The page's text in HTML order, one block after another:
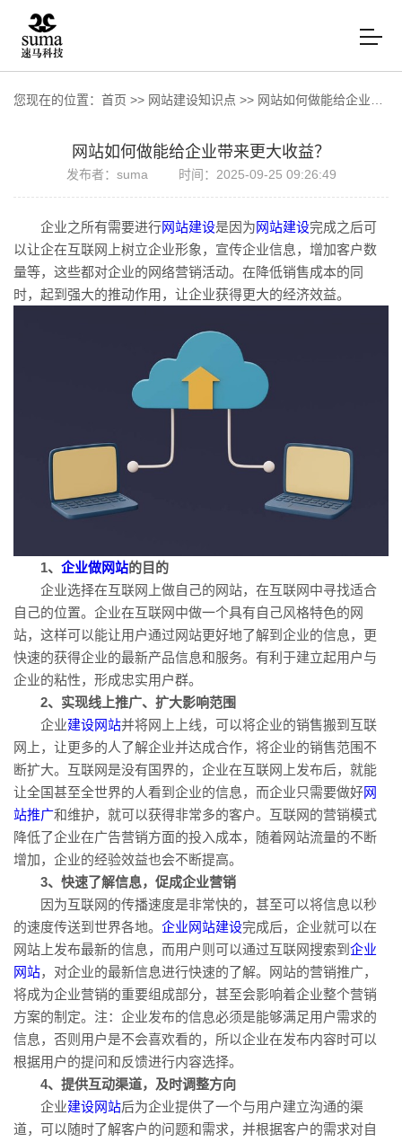
您现在的位置： 首页 >> 网站建设知识点 >> 网站如何做能给企业带来更大收益？
网站如何做能给企业带来更大收益？
发布者：suma 时间：2025-09-25 09:26:49
企业之所有需要进行网站建设是因为网站建设完成之后可
以让企在互联网上树立企业形象，宣传企业信息，增加客户数
量等，这些都对企业的网络营销活动。在降低销售成本的同
时，起到强大的推动作用，让企业获得更大的经济效益。
1、 企业做网站的目的
企业选择在互联网上做自己的网站，在互联网中寻找适合
自己的位置。企业在互联网中做一个具有自己风格特色的网
站，这样可以能让用户通过网站更好地了解到企业的信息，更
快速的获得企业的最新产品信息和服务。有利于建立起用户与
企业的粘性，形成忠实用户群。
2、实现线上推广、扩大影响范围
企业建设网站并将网上上线，可以将企业的销售搬到互联
网上，让更多的人了解企业并达成合作，将企业的销售范围不
断扩大。互联网是没有国界的，企业在互联网上发布后，就能
让全国甚至全世界的人看到企业的信息，而企业只需要做好网
站推广和维护，就可以获得非常多的客户。互联网的营销模式
降低了企业在广告营销方面的投入成本，随着网站流量的不断
增加，企业的经验效益也会不断提高。
3、快速了解信息，促成企业营销
因为互联网的传播速度是非常快的，甚至可以将信息以秒
的速度传送到世界各地。 企业网站建设完成后，企业就可以在
网站上发布最新的信息，而用户则可以通过互联网搜索到 企业
网站，对企业的最新信息进行快速的了解。网站的营销推广，
将成为企业营销的重要组成部分，甚至会影响着企业整个营销
方案的制定。注：企业发布的信息必须是能够满足用户需求的
信息，否则用户是不会喜欢看的，所以企业在发布内容时可以
根据用户的提问和反馈进行内容选择。
4、提供互动渠道，及时调整方向
企业建设网站后为企业提供了一个与用户建立沟通的渠
道，可以随时了解客户的问题和需求，并根据客户的需求对自